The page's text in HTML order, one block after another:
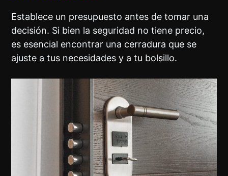
Establece un presupuesto antes de tomar una
decisión. Si bien la seguridad no tiene precio,
es esencial encontrar una cerradura que se
ajuste a tus necesidades y a tu bolsillo.